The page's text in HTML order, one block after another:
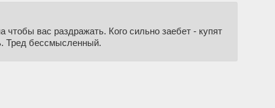
вас раздражать. Кого сильно заебет - купят
Тред бессмысленный.